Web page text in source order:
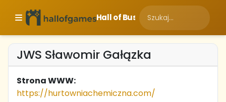
Hall of Business
JWS Sławomir Gałązka
Strona WWW:
https://hurtowniachemiczna.com/